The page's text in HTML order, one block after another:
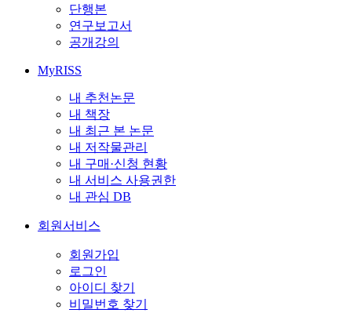
단행본
연구보고서
공개강의
MyRISS
내 추천논문
내 책장
내 최근 본 논문
내 저작물관리
내 구매·신청 현황
내 서비스 사용권한
내 관심 DB
회원서비스
회원가입
로그인
아이디 찾기
비밀번호 찾기